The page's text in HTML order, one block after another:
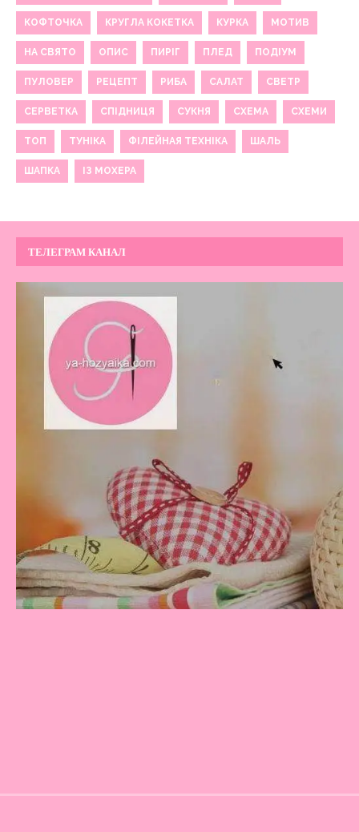
КОФТОЧКА КРУГЛА КОКЕТКА КУРКА МОТИВ
НА СВЯТО ОПИС ПИРІГ ПЛЕД ПОДІУМ
ПУЛОВЕР РЕЦЕПТ РИБА САЛАТ СВЕТР
СЕРВЕТКА СПІДНИЦЯ СУКНЯ СХЕМА СХЕМИ
ТОП ТУНІКА ФІЛЕЙНАЯ ТЕХНІКА ШАЛЬ
ШАПКА ІЗ МОХЕРА
ТЕЛЕГРАМ КАНАЛ